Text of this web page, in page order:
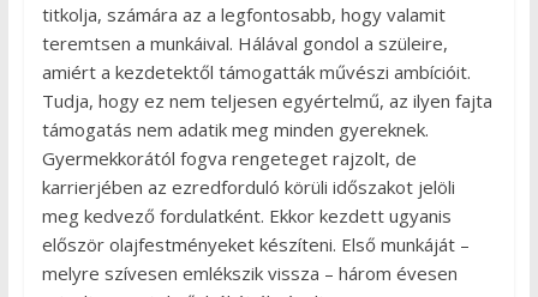
titkolja, számára az a legfontosabb, hogy valamit
teremtsen a munkáival. Hálával gondol a szüleire,
amiért a kezdetektől támogatták művészi ambícióit.
Tudja, hogy ez nem teljesen egyértelmű, az ilyen fajta
támogatás nem adatik meg minden gyereknek.
Gyermekkorától fogva rengeteget rajzolt, de
karrierjében az ezredforduló körüli időszakot jelöli
meg kedvező fordulatként. Ekkor kezdett ugyanis
először olajfestményeket készíteni. Első munkáját –
melyre szívesen emlékszik vissza – három évesen